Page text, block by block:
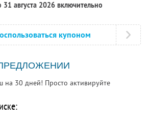
августа 2026 включительно
купоном
на 30 дней! Просто активируйте